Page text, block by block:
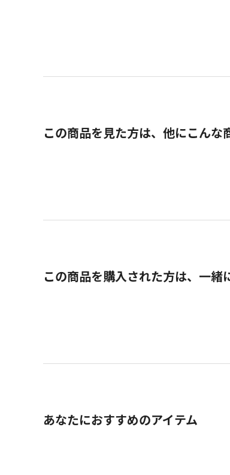
この商品を見た方は、他にこんな
この商品を購入された方は、一緒
あなたにおすすめのアイテム